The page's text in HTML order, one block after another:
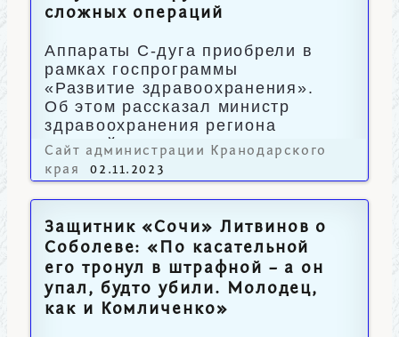
сложных операций
Аппараты С-дуга приобрели в
рамках госпрограммы
«Развитие здравоохранения».
Об этом рассказал министр
здравоохранения региона
Евгений Филиппов.
Сайт администрации Кранодарского
края
02.11.2023
Защитник «Сочи» Литвинов о
Соболеве: «По касательной
его тронул в штрафной – а он
упал, будто убили. Молодец,
как и Комличенко»